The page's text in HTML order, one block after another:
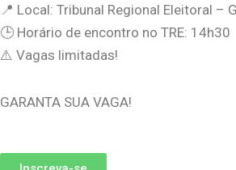
📍 Local: Tribunal Regional Eleitoral –
🕒 Horário de encontro no TRE: 14h30
⚠️ Vagas limitadas!
GARANTA SUA VAGA!